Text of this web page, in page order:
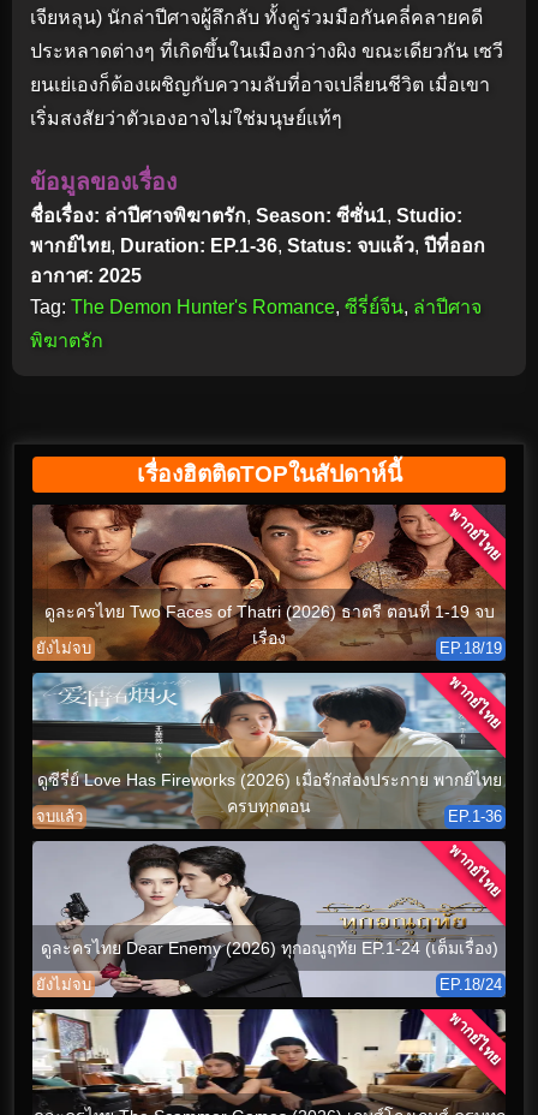
เจียหลุน) นักล่าปีศาจผู้ลึกลับ ทั้งคู่ร่วมมือกันคลี่คลายคดี
ประหลาดต่างๆ ที่เกิดขึ้นในเมืองกว่างผิง ขณะเดียวกัน เซวี
ยนเย่เองก็ต้องเผชิญกับความลับที่อาจเปลี่ยนชีวิต เมื่อเขา
เริ่มสงสัยว่าตัวเองอาจไม่ใช่มนุษย์แท้ๆ
ข้อมูลของเรื่อง
ชื่อเรื่อง: ล่าปีศาจพิฆาตรัก, Season: ซีซั่น1, Studio:
พากย์ไทย, Duration: EP.1-36, Status: จบแล้ว, ปีที่ออก
อากาศ: 2025
Tag: The Demon Hunter's Romance, ซีรี่ย์จีน, ล่าปีศาจ
พิฆาตรัก
เรื่องฮิตติดTOPในสัปดาห์นี้
ดูละครไทย Two Faces of Thatri (2026) ธาตรี ตอนที่ 1-19 จบ
เรื่อง
ยังไม่จบ EP.18/19
พากย์ไทย
ดูซีรี่ย์ Love Has Fireworks (2026) เมื่อรักส่องประกาย พากย์ไทย
ครบทุกตอน
จบแล้ว EP.1-36
พากย์ไทย
ดูละครไทย Dear Enemy (2026) ทุกอณูฤทัย EP.1-24 (เต็มเรื่อง)
ยังไม่จบ EP.18/24
พากย์ไทย
พากย์ไทย